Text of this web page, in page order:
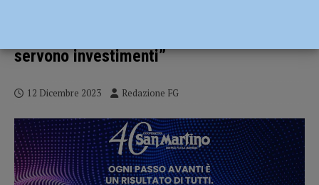
servono investimenti”
12 Dicembre 2023 Redazione FG